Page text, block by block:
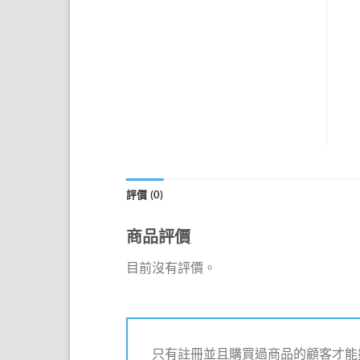
評價 (0)
商品評價
目前沒有評價。
只有註冊並且購買過商品的顧客才能